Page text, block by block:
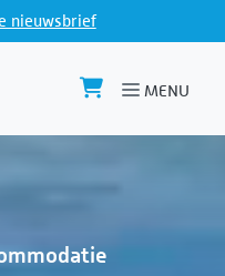
nieuwsbrief
MENU